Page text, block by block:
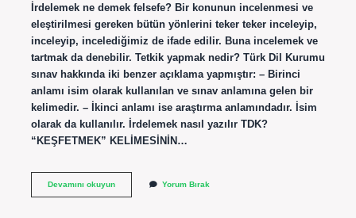
İrdelemek ne demek felsefe? Bir konunun incelenmesi ve
eleştirilmesi gereken bütün yönlerini teker teker inceleyip,
inceleyip, incelediğimiz de ifade edilir. Buna incelemek ve
tartmak da denebilir. Tetkik yapmak nedir? Türk Dil Kurumu
sınav hakkında iki benzer açıklama yapmıştır: – Birinci
anlamı isim olarak kullanılan ve sınav anlamına gelen bir
kelimedir. – İkinci anlamı ise araştırma anlamındadır. İsim
olarak da kullanılır. İrdelemek nasıl yazılır TDK?
“KEŞFETMEK” KELİMESİNİN…
Devamını okuyunIrdeleyici
Yorum Bırak